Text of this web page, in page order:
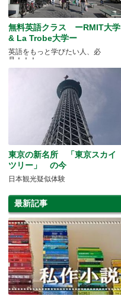
無料英語クラス ーRMIT大学
& La Trobe大学ー
英語をもっと学びたい人、必
見！！！
東京の新名所 「東京スカイ
ツリー」 の今
日本観光疑似体験
最新記事